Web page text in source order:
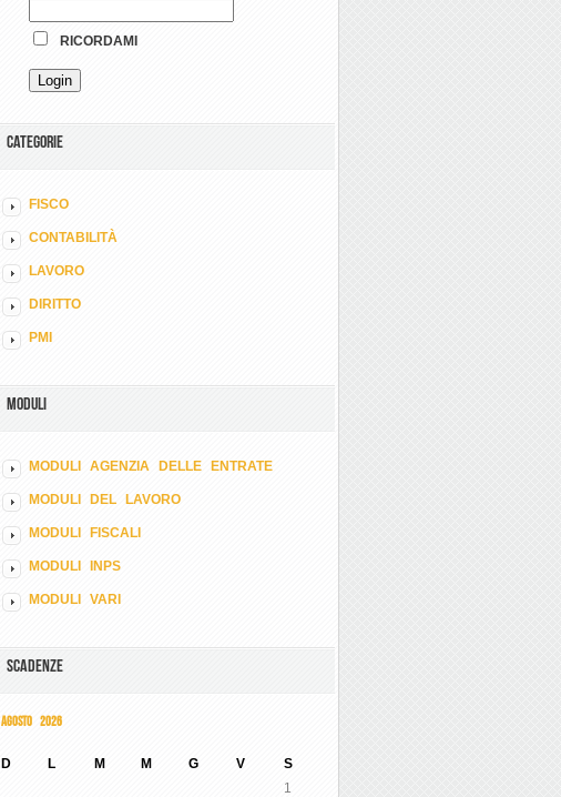
RICORDAMI
CATEGORIE
FISCO
CONTABILITÀ
LAVORO
DIRITTO
PMI
MODULI
MODULI AGENZIA DELLE ENTRATE
MODULI DEL LAVORO
MODULI FISCALI
MODULI INPS
MODULI VARI
SCADENZE
AGOSTO 2026
D L M M G V S
1